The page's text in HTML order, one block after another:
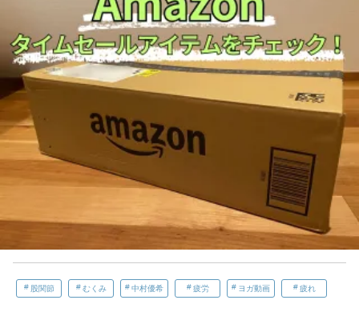
股関節 むくみ 中村優希 疲労 ヨガ動画 疲れ